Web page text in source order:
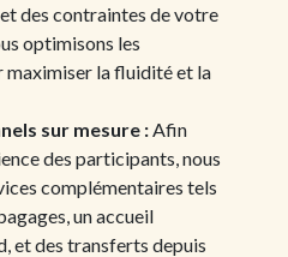
des contraintes de votre
optimisons les
maximiser la fluidité et la
sur mesure : Afin
des participants, nous
complémentaires tels
un accueil
et des transferts depuis